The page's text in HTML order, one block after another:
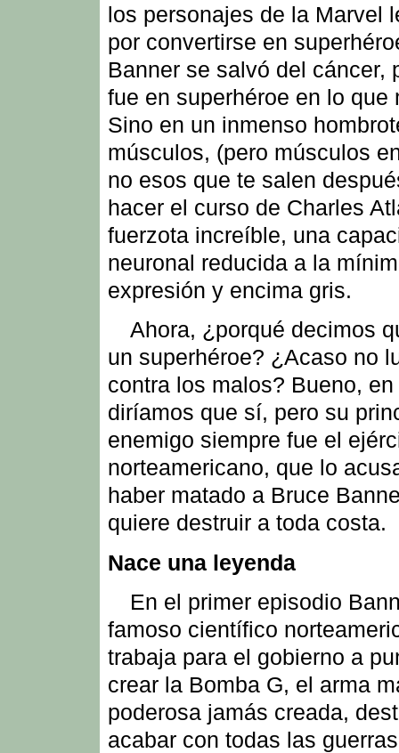
los personajes de la Marvel
por convertirse en
Banner se salvó del cáncer,
fue en superhéroe en lo que
Sino en un inmenso
músculos, (pero músculos
no esos que te salen
hacer el curso de Charles
fuerzota increíble, una
neuronal reducida a la
expresión y encima gris.
Ahora, ¿porqué decimos
un superhéroe? ¿Acaso no
contra los malos? Bueno,
diríamos que sí, pero su
enemigo siempre fue el
norteamericano, que lo
haber matado a Bruce
quiere destruir a toda costa.
Nace una leyenda
En el primer episodio
famoso científico
trabaja para el gobierno a
crear la Bomba G, el arma
poderosa jamás creada,
acabar con todas las